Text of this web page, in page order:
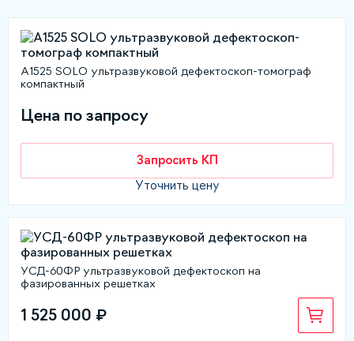
А1525 SOLO ультразвуковой дефектоскоп-томограф
компактный
Цена по запросу
Запросить КП
Уточнить цену
УСД-60ФР ультразвуковой дефектоскоп на
фазированных решетках
1 525 000 ₽